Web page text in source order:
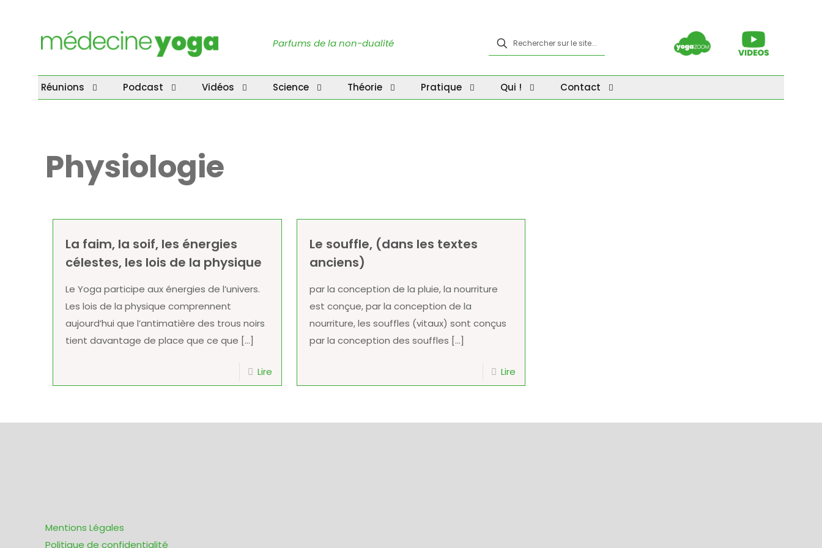
Parfums de la non-dualité
Réunions Podcast Vidéos Science Théorie Pratique Qui ! Contact
Physiologie
La faim, la soif, les énergies
célestes, les lois de la physique
Le Yoga participe aux énergies de l’univers.
Les lois de la physique comprennent
aujourd’hui que l’antimatière des trous noirs
tient davantage de place que ce que […]
Lire
Le souffle, (dans les textes
anciens)
par la conception de la pluie, la nourriture
est conçue, par la conception de la
nourriture, les souffles (vitaux) sont conçus
par la conception des souffles […]
Lire
Mentions Légales
Politique de confidentialité